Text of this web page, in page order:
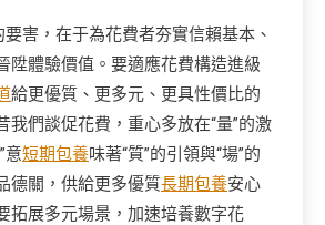
要害，在于為花費者夯實信賴基本、
陞體驗價值。要適應花費構造進級
給更優質、更多元、更具性價比的
我們談促花費，重心多放在“量”的激
意短期包養味著“質”的引領與“場”的
德關，供給更多優質長期包養安心
拓展多元場景，加速培養數字花